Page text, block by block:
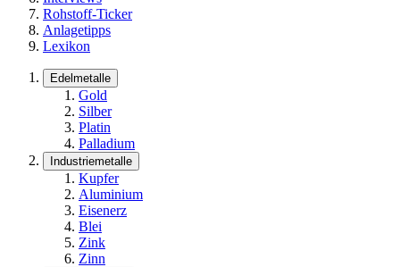
Rohstoff-Ticker
Anlagetipps
Lexikon
Edelmetalle
Gold
Silber
Platin
Palladium
Industriemetalle
Kupfer
Aluminium
Eisenerz
Blei
Zink
Zinn